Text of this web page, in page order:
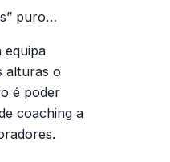
puro…
equipa
alturas o
é poder
coaching a